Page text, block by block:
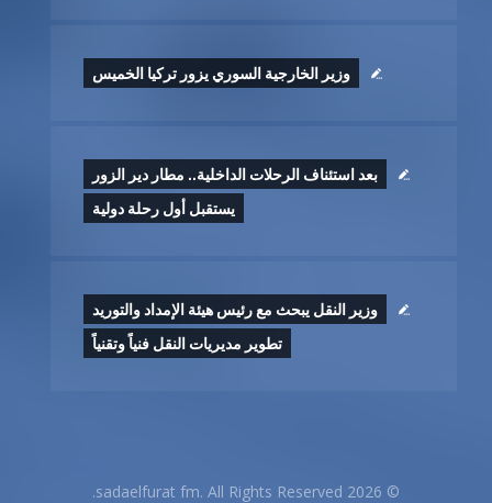
وزير الخارجية السوري يزور تركيا الخميس
بعد استئناف الرحلات الداخلية.. مطار دير الزور
يستقبل أول رحلة دولية
وزير النقل يبحث مع رئيس هيئة الإمداد والتوريد
تطوير ‏مديريات النقل فنياً وتقنياً
© 2026 sadaelfurat fm. All Rights Reserved.